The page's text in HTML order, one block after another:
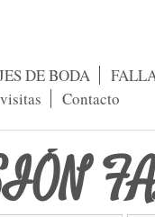
DE BODA
Contacto